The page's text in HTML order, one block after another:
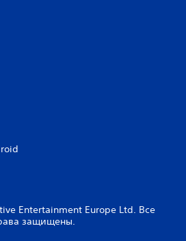
Entertainment Europe Ltd. Все
защищены.